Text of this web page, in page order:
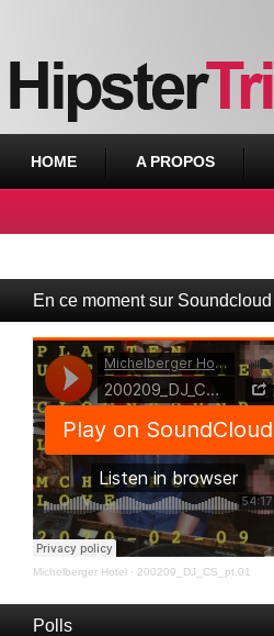
HOME A PROPOS
En ce moment sur Soundcloud
Michelberger Hotel · 200209_DJ_CS_pt.01
Polls